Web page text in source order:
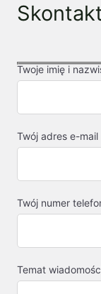
Twoje imię i
Twój adres e-mail
Twój numer
Temat